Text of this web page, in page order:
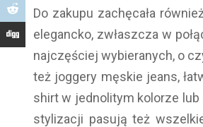
Do zakupu zachęcała
elegancko, zwłaszcza w
najczęściej wybieranych, o
też joggery męskie jeans,
shirt w jednolitym kolorze
stylizacji pasują też